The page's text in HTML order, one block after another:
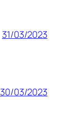
31/03/2023
30/03/2023